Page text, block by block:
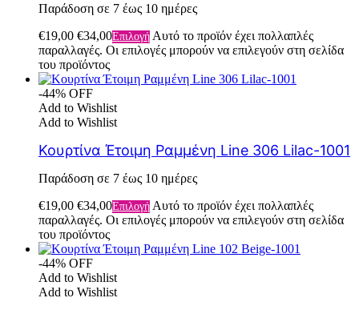
Παράδοση σε 7 έως 10 ημέρες
€19,00 €34,00Επιλογή Αυτό το προϊόν έχει πολλαπλές
παραλλαγές. Οι επιλογές μπορούν να επιλεγούν στη σελίδα
του προϊόντος
-44% OFF
Add to Wishlist
Add to Wishlist
Κουρτίνα Έτοιμη Ραμμένη Line 306 Lilac-1001
Παράδοση σε 7 έως 10 ημέρες
€19,00 €34,00Επιλογή Αυτό το προϊόν έχει πολλαπλές
παραλλαγές. Οι επιλογές μπορούν να επιλεγούν στη σελίδα
του προϊόντος
-44% OFF
Add to Wishlist
Add to Wishlist